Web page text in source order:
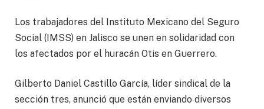
Los trabajadores del Instituto Mexicano del Seguro
Social (IMSS) en Jalisco se unen en solidaridad con
los afectados por el huracán Otis en Guerrero.
Gilberto Daniel Castillo García, líder sindical de la
sección tres, anunció que están enviando diversos